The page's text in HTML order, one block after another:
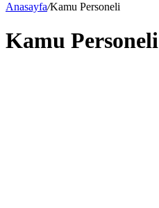
Anasayfa/Kamu Personeli
Kamu Personeli